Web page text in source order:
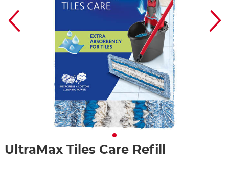
UltraMax Tiles Care Refill